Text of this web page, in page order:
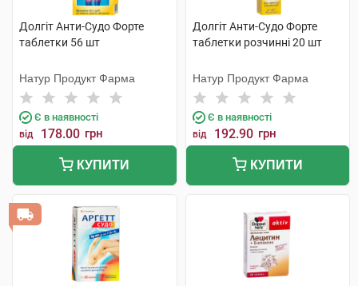
Долгіт Анти-Судо Форте
таблетки 56 шт
Натур Продукт Фарма
Є в наявності
від 178.00 грн
КУПИТИ
Долгіт Анти-Судо Форте
таблетки розчинні 20 шт
Натур Продукт Фарма
Є в наявності
від 192.90 грн
КУПИТИ